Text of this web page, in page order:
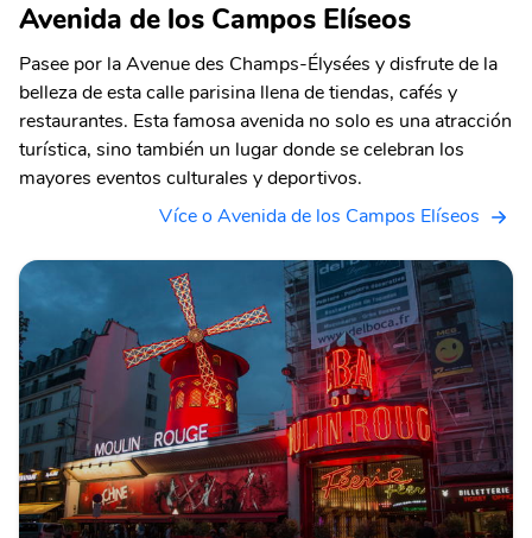
Avenida de los Campos Elíseos
Pasee por la Avenue des Champs-Élysées y disfrute de la
belleza de esta calle parisina llena de tiendas, cafés y
restaurantes. Esta famosa avenida no solo es una atracción
turística, sino también un lugar donde se celebran los
mayores eventos culturales y deportivos.
Více o Avenida de los Campos Elíseos